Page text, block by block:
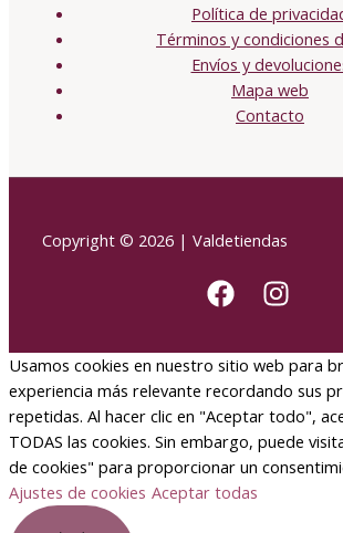
Política de
Términos y condiciones
Envíos y
Mapa web
Contacto
Copyright © 2026 | Valdetiendas
Usamos cookies en nuestro sitio web para
experiencia más relevante recordando sus
repetidas. Al hacer clic en "Aceptar todo",
TODAS las cookies. Sin embargo, puede
de cookies" para proporcionar un
Ajustes de cookies Aceptar todas